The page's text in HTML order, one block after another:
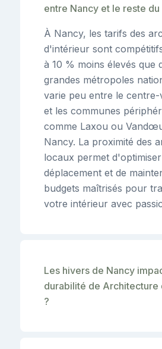
entre Nancy et le reste du
À Nancy, les tarifs des
d'intérieur sont
à 10 % moins élevés que
grandes métropoles
varie peu entre le centre-
et les communes
comme Laxou ou
Nancy. La proximité des
locaux permet
déplacement et de
budgets maîtrisés pour
votre intérieur avec
Les hivers de Nancy
durabilité de
?